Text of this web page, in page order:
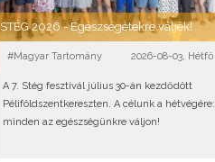
STÉG 2026 - Egészségetekre váljék!
#Magyar Tartomány 2026-08-03, Hétfő
A 7. Stég fesztivál július 30-án kezdődött
Péliföldszentkereszten. A célunk a hétvégére:
minden az egészségünkre váljon!